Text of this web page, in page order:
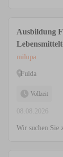
Ausbildung
milupa
Fulda
Vollzeit
08.08.2026
Wir suchen Sie